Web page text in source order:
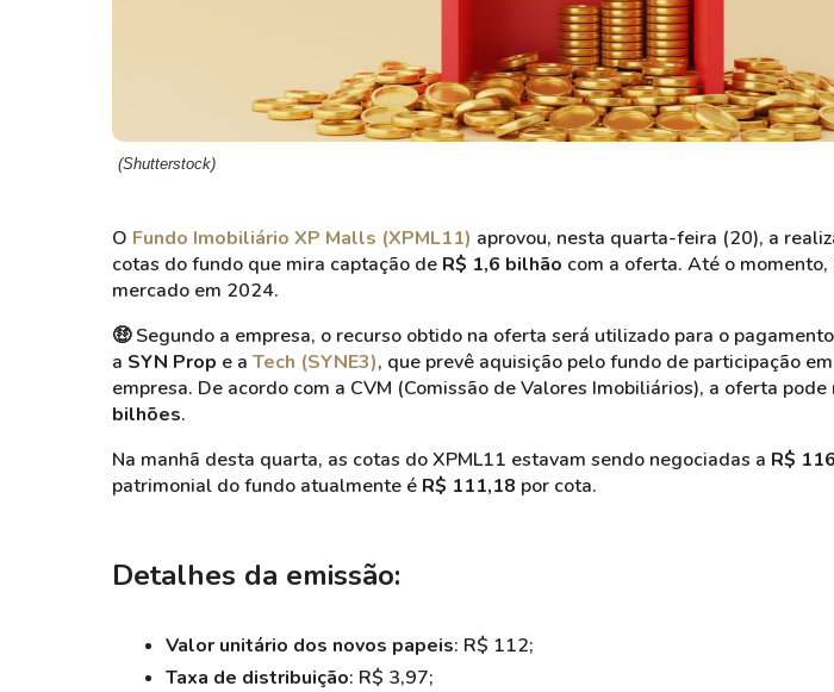
(Shutterstock)
O Fundo Imobiliário XP Malls (XPML11) aprovou, nesta quarta-feira (20), a
cotas do fundo que mira captação de R$ 1,6 bilhão com a oferta. Até o
mercado em 2024.
🤑 Segundo a empresa, o recurso obtido na oferta será utilizado para o
a SYN Prop e a Tech (SYNE3), que prevê aquisição pelo fundo de participação
empresa. De acordo com a CVM (Comissão de Valores Imobiliários), a oferta
bilhões.
Na manhã desta quarta, as cotas do XPML11 estavam sendo negociadas a R$
patrimonial do fundo atualmente é R$ 111,18 por cota.
Detalhes da emissão:
Valor unitário dos novos papeis: R$ 112;
Taxa de distribuição: R$ 3,97;